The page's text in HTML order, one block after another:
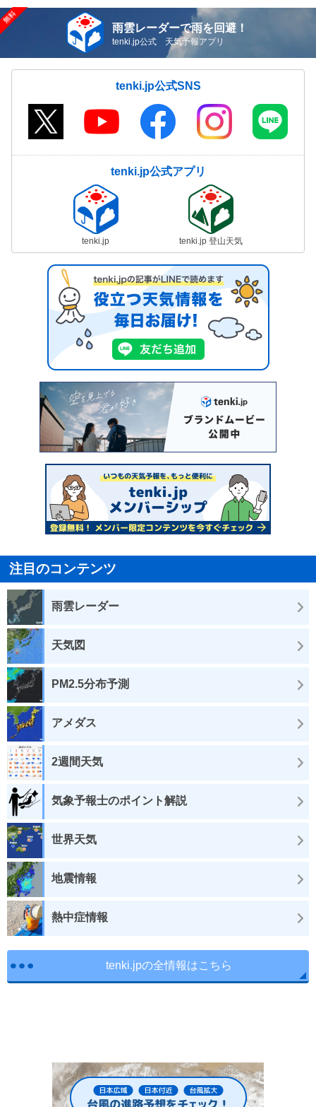
雨雲レーダーで雨を回避！
tenki.jp公式 天気予報アプリ
tenki.jp公式SNS
tenki.jp公式アプリ
tenki.jp tenki.jp 登山天気
注目のコンテンツ
雨雲レーダー
天気図
PM2.5分布予測
アメダス
2週間天気
気象予報士のポイント解説
世界天気
地震情報
熱中症情報
tenki.jpの全情報はこちら